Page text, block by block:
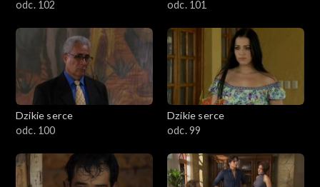
odc. 102
odc. 101
Dzikie serce
odc. 100
Dzikie serce
odc. 99